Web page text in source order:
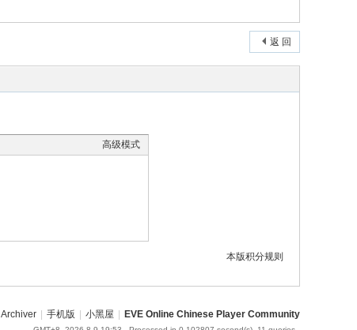
返 回
高级模式
本版积分规则
Archiver 手机版 小黑屋 EVE Online Chinese Player Community